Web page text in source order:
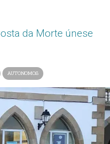
da Morte únese
AUTONOMOS